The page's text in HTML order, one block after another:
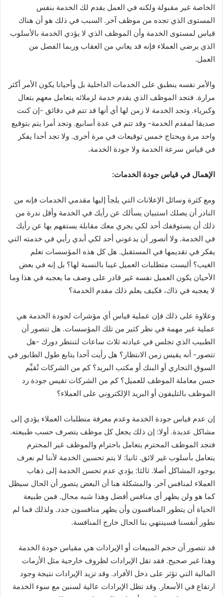
الخاصة غير مقبولة ولكنه في العمل يقدم لك الخدمة بنفس
المستوى الذي تجده من موظف آخر. السبب في ذلك هو أن هناك
قياس لمستوى الخدمة وأن الموظف الذي لا يؤدي الخدمة بالأسلوب
الذي يرضي العملاء فإنه قد يعاني من العقاب وربما الفصل من
العمل.
والأمر نفسه ينطبق على الخدمات الداخلية بل وأحيانا يكون الأمر أكثر
مرارة. فتجد الموظف الذي يقدم خدمة لزملائه يتعامل معهم بتعال
وكبرياء. وتجد الخدمة لا زمن لها أي أنها قد تتم في دقائق -إن كنت
صديقا لمقدم الخدمة- وقد تتم في عدة أسابيع. وتجد أمرا يتم بتوقيع
واحد مرة ويحتاج خمس توقيعات في مرة أخرى. ولا تجد أحدا يفكر
في قياس سرعة الخدمة ولا جودة الخدمة.
الإهمال في قياس جودة الخدمات:
ومع كثرة وسائل الإعلانات التي يلجأ إليها مقدمي الخدمات فإنه من
النادر أن يصلك استبيان يسألك عن رأيك في الخدمة وأقل ندرة من
ذلك أن يستوقفك أحد لكي يجري معك مقابلة يستفهم بها عن رأيك
في الخدمة. ولا أتصور أن يدعوني أحد لكي أبدي رأيي في خدمته التي
يفكر في تقديمها في المستقبل. هل كل هذه المؤسسات تعلم
الغيب؟ أليست متطلبات العميل غيبا بالنسبة لها؟ بل إنه في بعض
الأحيان يكون العميل نفسه غير قادر على وصف ما يعجبه في هذا وما
لا يعجبه في ذاك، فكيف يعلم ذلك مقدم الخدمة؟
وعلاوة على ذلك فإن عملية قياس أي مؤشرات لجودة الخدمة هي
عملية غير مهمة في نظر كثير من تلك المؤسسات. هل تتصور أن
الطبيب الذي تجلس في عيادته ثلاث ساعات لتنتظر دورك -هل
تتصور- أنه يقيس زمن الانتظار؟ هل رأيت أحدا يتابع طول الطابور في
السوق التجاري أو البنك أو مكتب البريد؟ كم من الشركات تُقيِّم
حسن معاملة الموظف للعميل؟ كم من الشركات تقيس جودة رد
الموظف بالتليفون أو البريد الإلكتروني على العملاء؟
إن عدم قياس جودة الخدمة وعدم معرفة متطلبات العملاء يؤدي إلى
مشاكل عديدة. أولا: إن ذلك يجعل كل موظف يتصرف حسب طبيعته.
فتجد الموظف المحترم يتعامل باحترام والموظف غير المحترم
يتعامل بأسلوب غير لائق. ثانيا: لا يتم تحسين الخدمة لأننا لم نعرف
بوجود المشاكل أصلا. ثالثا: يؤدي عدم تحسن الخدمة إلى ذهاب
العملاء لمنافس آخر. والمشكلة هنا أن البعض يتصور أن الحال سيظل
كما هو ولن يظهر أي منافس أفضل وهذا شبه محال. فمن طبيعة
الحياة أن يتطور المنافسون وأن يظهر منافسون جدد. ولذلك فما لم
نطور أنفسنا فسينتهي بنا الحال خارج المنافسة.
قد تتصور أن حجم المبيعات أو الإيرادات هي مقياس جودة الخدمة
وهذا غير صحيح. فقد تقل الإيرادات لظروف خارجية مثل الأزمات
المالية التي تؤثر على دخل الأفراد. وقد تزيد الإيرادات نتيجة وجود
ارتفاع في الأسعار. وقد تظل الإيرادات عالية لسنين مع سوء الخدمة